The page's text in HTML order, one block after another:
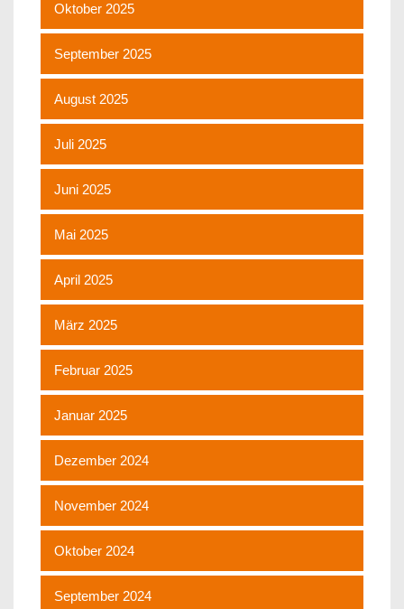
Oktober 2025
September 2025
August 2025
Juli 2025
Juni 2025
Mai 2025
April 2025
März 2025
Februar 2025
Januar 2025
Dezember 2024
November 2024
Oktober 2024
September 2024